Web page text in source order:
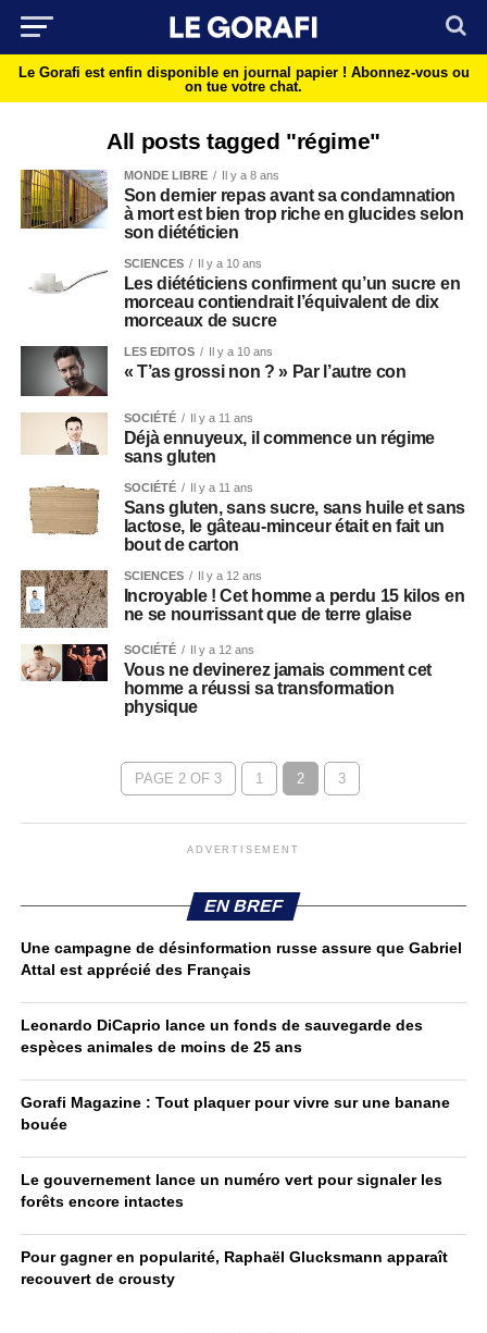
Le Gorafi est enfin disponible en journal papier ! Abonnez-vous ou
on tue votre chat.
All posts tagged "régime"
MONDE LIBRE Il y a 8 ans
Son dernier repas avant sa condamnation
à mort est bien trop riche en glucides selon
son diététicien
SCIENCES Il y a 10 ans
Les diététiciens confirment qu’un sucre en
morceau contiendrait l’équivalent de dix
morceaux de sucre
LES EDITOS Il y a 10 ans
« T’as grossi non ? » Par l’autre con
SOCIÉTÉ Il y a 11 ans
Déjà ennuyeux, il commence un régime
sans gluten
SOCIÉTÉ Il y a 11 ans
Sans gluten, sans sucre, sans huile et sans
lactose, le gâteau-minceur était en fait un
bout de carton
SCIENCES Il y a 12 ans
Incroyable ! Cet homme a perdu 15 kilos en
ne se nourrissant que de terre glaise
SOCIÉTÉ Il y a 12 ans
Vous ne devinerez jamais comment cet
homme a réussi sa transformation
physique
PAGE 2 OF 3 1 2 3
ADVERTISEMENT
EN BREF
Une campagne de désinformation russe assure que Gabriel
Attal est apprécié des Français
Leonardo DiCaprio lance un fonds de sauvegarde des
espèces animales de moins de 25 ans
Gorafi Magazine : Tout plaquer pour vivre sur une banane
bouée
Le gouvernement lance un numéro vert pour signaler les
forêts encore intactes
Pour gagner en popularité, Raphaël Glucksmann apparaît
recouvert de crousty